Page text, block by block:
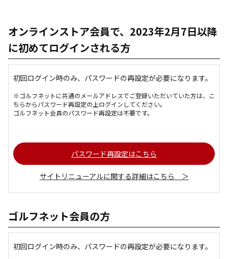
オンラインストア会員で、2023年2月7日以降
に初めてログインされる方
初回ログイン時のみ、パスワードの再設定が必要になります。
※ゴルフネットに共通のメールアドレスでご登録いただいていた方は、こ
ちらからパスワード再設定の上ログインしてください。
ゴルフネット会員のパスワード再設定は不要です。
パスワード再設定はこちら
サイトリニューアルに関する詳細はこちら ＞
ゴルフネット会員の方
初回ログイン時のみ、パスワードの再設定が必要になります。